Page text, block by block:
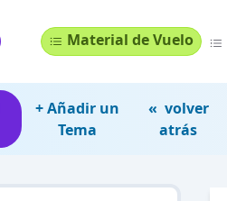
Material de Vuelo
+ Añadir un
Tema
« volver
atrás